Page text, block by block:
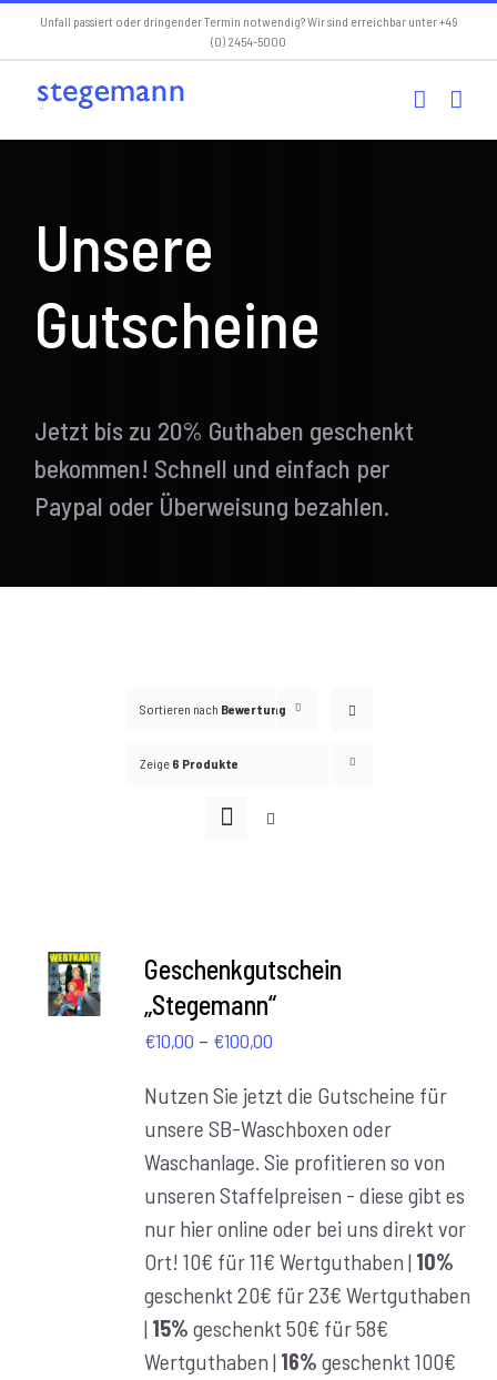
content
Unfall passiert oder dringender Termin notwendig? Wir sind erreichbar unter +49
(0) 2454-5000
Unsere
Gutscheine
Jetzt bis zu 20% Guthaben geschenkt
bekommen! Schnell und einfach per
Paypal oder Überweisung bezahlen.
Sortieren nach Bewertung
Zeige 6 Produkte
WÄHLEN
/
Geschenkgutschein
„Stegemann“
€10,00 – €100,00
bis
€100,00
Nutzen Sie jetzt die Gutscheine für
unsere SB-Waschboxen oder
Waschanlage. Sie profitieren so von
unseren Staffelpreisen - diese gibt es
nur hier online oder bei uns direkt vor
Ort! 10€ für 11€ Wertguthaben | 10%
geschenkt 20€ für 23€ Wertguthaben
| 15% geschenkt 50€ für 58€
Wertguthaben | 16% geschenkt 100€